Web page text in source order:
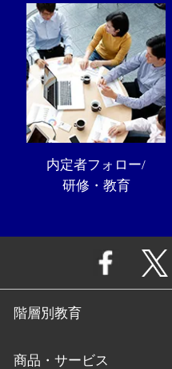
内定者フォロー/
研修・教育
階層別教育
商品・サービス